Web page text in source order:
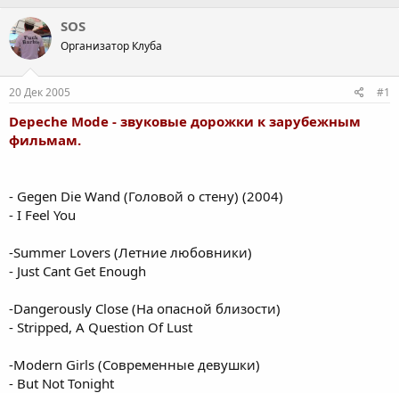
т
о
р
м
ы
т
н
ч
л
SOS
Организатор Клуба
20 Дек 2005 #1
Depeche Mode - звуковые дорожки к зарубежным
фильмам.
- Gegen Die Wand (Головой о стену) (2004)
- I Feel You
-Summer Lovers (Летние любовники)
- Just Cant Get Enough
-Dangerously Close (На опасной близости)
- Stripped, A Question Of Lust
-Modern Girls (Современные девушки)
- But Not Tonight